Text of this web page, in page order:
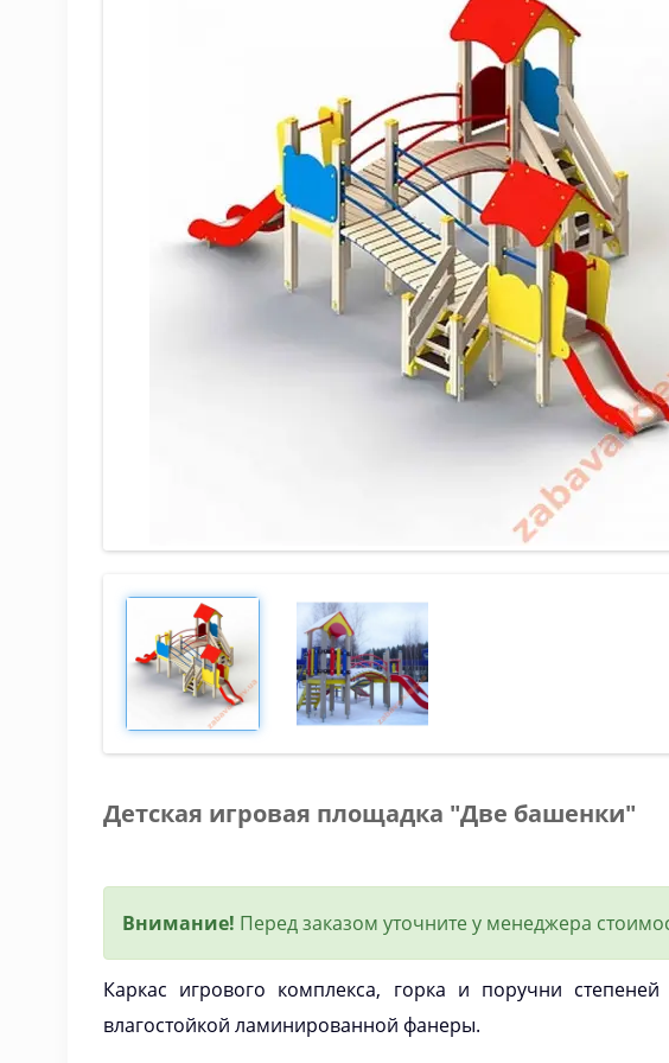
Детская игровая площадка "Две башенки"
Внимание! Перед заказом уточните у менеджера
Каркас игрового комплекса, горка и поручни
влагостойкой ламинированной фанеры.